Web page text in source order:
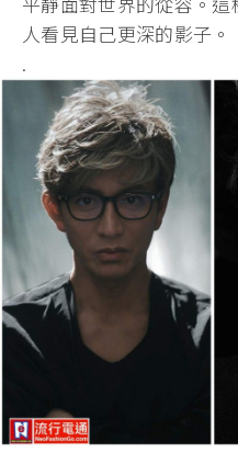
人看見自己更深的影子。
.